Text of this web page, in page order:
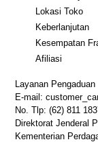
Lokasi Toko
Keberlanjutan
Kesempatan
Afiliasi
Layanan
E-mail:
No. Tlp: (62) 811
Direktorat Jenderal
Kementerian